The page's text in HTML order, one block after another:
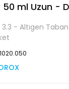
ml Uzun -
- Altıgen